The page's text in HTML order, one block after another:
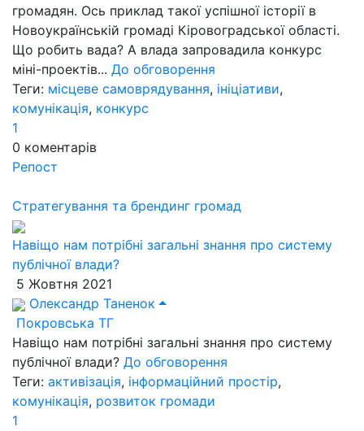
громадян. Ось приклад такої успішної історії в
Новоукраїнській громаді Кіровоградської області.
Що робить вада? А влада запровадила конкурс
міні-проектів... До обговорення
Теги: місцеве самоврядування, ініціативи,
комунікація, конкурс
1
0 коментарів
Репост
Стратегування та брендинг громад
Навіщо нам потрібні загальні знання про систему
публічної влади?
5 Жовтня 2021
Олександр Таненок
Покровська ТГ
Навіщо нам потрібні загальні знання про систему
публічної влади? До обговорення
Теги: активізація, інформаційний простір,
комунікація, розвиток громади
1